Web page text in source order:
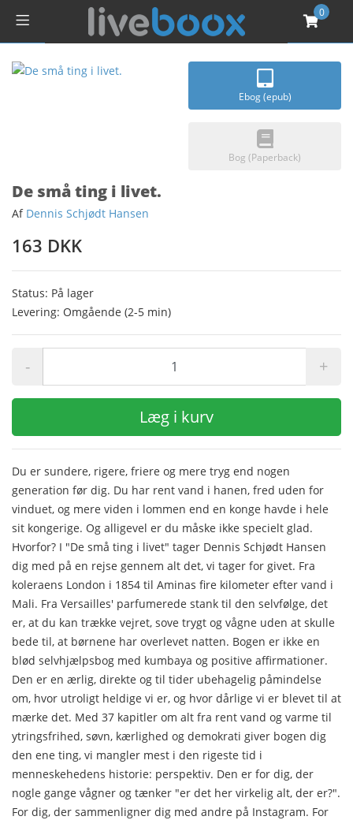
0
Ebog (epub)
Bog (Paperback)
De små ting i livet.
Af Dennis Schjødt Hansen
163 DKK
Status: På lager
Levering: Omgående (2-5 min)
- +
Læg i kurv
Du er sundere, rigere, friere og mere tryg end nogen
generation før dig. Du har rent vand i hanen, fred uden for
vinduet, og mere viden i lommen end en konge havde i hele
sit kongerige. Og alligevel er du måske ikke specielt glad.
Hvorfor? I "De små ting i livet" tager Dennis Schjødt Hansen
dig med på en rejse gennem alt det, vi tager for givet. Fra
koleraens London i 1854 til Aminas fire kilometer efter vand i
Mali. Fra Versailles' parfumerede stank til den selvfølge, det
er, at du kan trække vejret, sove trygt og vågne uden at skulle
bede til, at børnene har overlevet natten. Bogen er ikke en
blød selvhjælpsbog med kumbaya og positive affirmationer.
Den er en ærlig, direkte og til tider ubehagelig påmindelse
om, hvor utroligt heldige vi er, og hvor dårlige vi er blevet til at
mærke det. Med 37 kapitler om alt fra rent vand og varme til
ytringsfrihed, søvn, kærlighed og demokrati giver bogen dig
den ene ting, vi mangler mest i den rigeste tid i
menneskehedens historie: perspektiv. Den er for dig, der
nogle gange vågner og tænker "er det her virkelig alt, der er?".
For dig, der sammenligner dig med andre på Instagram. For